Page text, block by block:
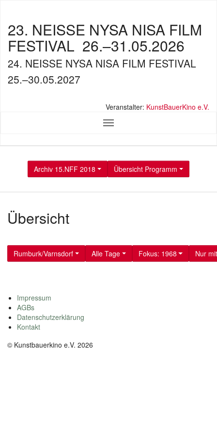
23. NEISSE NYSA NISA FILM
FESTIVAL 26.–31.05.2026
24. NEISSE NYSA NISA FILM FESTIVAL
25.–30.05.2027
Veranstalter: KunstBauerKino e.V.
Archiv 15.NFF 2018 Übersicht Programm
Übersicht
Rumburk/Varnsdorf Alle Tage Fokus: 1968 Nur
Impressum
AGBs
Datenschutzerklärung
Kontakt
© Kunstbauerkino e.V. 2026